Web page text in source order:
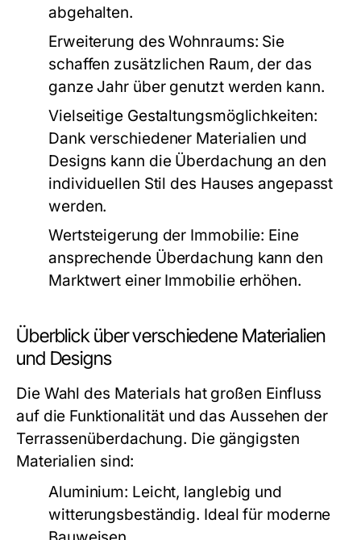
abgehalten.
Erweiterung des Wohnraums: Sie
schaffen zusätzlichen Raum, der das
ganze Jahr über genutzt werden kann.
Vielseitige Gestaltungsmöglichkeiten:
Dank verschiedener Materialien und
Designs kann die Überdachung an den
individuellen Stil des Hauses angepasst
werden.
Wertsteigerung der Immobilie: Eine
ansprechende Überdachung kann den
Marktwert einer Immobilie erhöhen.
Überblick über verschiedene Materialien
und Designs
Die Wahl des Materials hat großen Einfluss
auf die Funktionalität und das Aussehen der
Terrassenüberdachung. Die gängigsten
Materialien sind:
Aluminium: Leicht, langlebig und
witterungsbeständig. Ideal für moderne